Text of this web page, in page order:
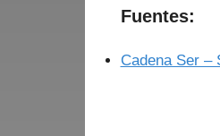
Fuentes:
Cadena Ser –